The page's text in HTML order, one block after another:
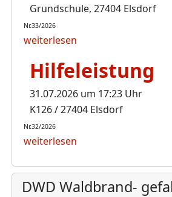
Grundschule, 27404 Elsdorf
Nr.33/2026
weiterlesen
Hilfeleistung
31.07.2026 um 17:23 Uhr
K126 / 27404 Elsdorf
Nr.32/2026
weiterlesen
DWD Waldbrand-